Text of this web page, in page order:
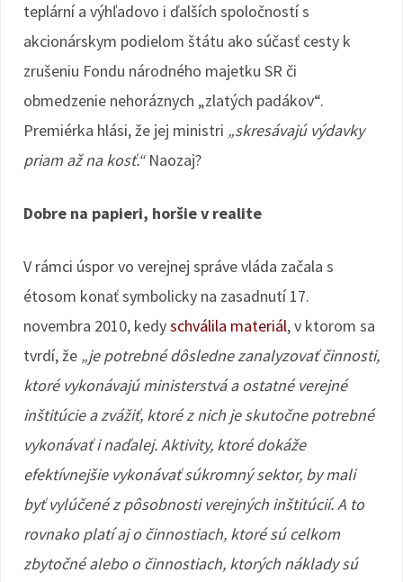
teplární a výhľadovo i ďalších spoločností s
akcionárskym podielom štátu ako súčasť cesty k
zrušeniu Fondu národného majetku SR či
obmedzenie nehoráznych „zlatých padákov“.
Premiérka hlási, že jej ministri „skresávajú výdavky
priam až na kosť.“Naozaj?
Dobre na papieri, horšie v realite
V rámci úspor vo verejnej správe vláda začala s
étosom konať symbolicky na zasadnutí 17.
novembra 2010, kedyschválila materiál, v ktorom sa
tvrdí, že „je potrebné dôsledne zanalyzovať činnosti,
ktoré vykonávajú ministerstvá a ostatné verejné
inštitúcie a zvážiť, ktoré z nich je skutočne potrebné
vykonávať i naďalej. Aktivity, ktoré dokáže
efektívnejšie vykonávať súkromný sektor, by mali
byť vylúčené z pôsobnosti verejných inštitúcií. A to
rovnako platí aj o činnostiach, ktoré sú celkom
zbytočné alebo o činnostiach, ktorých náklady sú